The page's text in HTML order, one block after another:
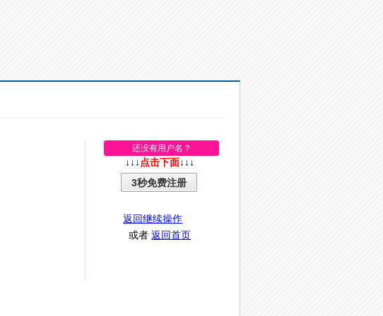
还没有用户名？
↓↓↓ 点击下面 ↓↓↓
3秒免费注册
返回继续操作
或者返回首页